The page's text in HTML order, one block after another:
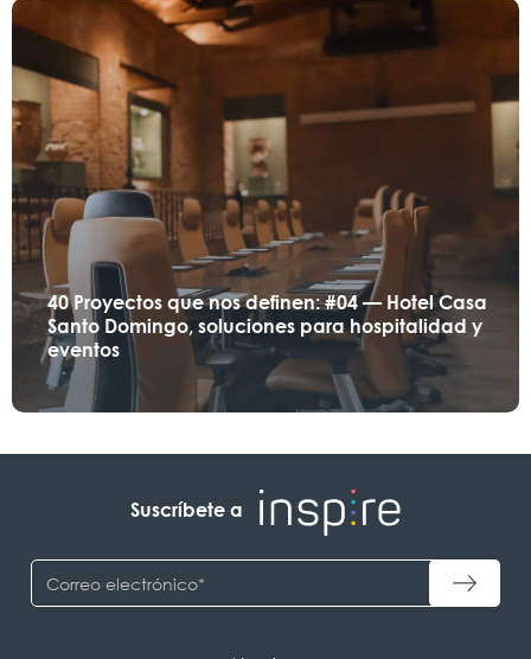
40 Proyectos que nos definen: #04 — Hotel Casa
Santo Domingo, soluciones para hospitalidad y
eventos
Suscríbete a